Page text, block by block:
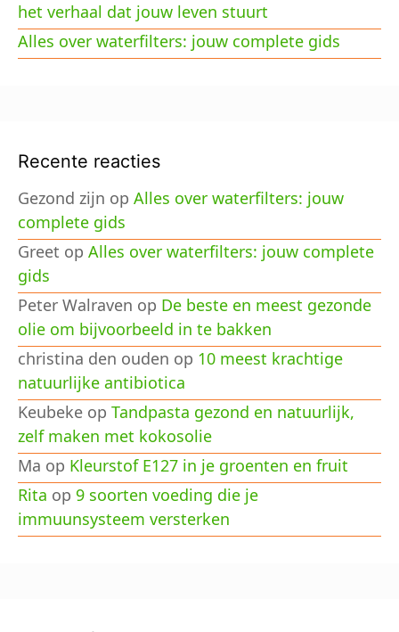
het verhaal dat jouw leven stuurt
Alles over waterfilters: jouw complete gids
Recente reacties
Gezond zijn op Alles over waterfilters: jouw
complete gids
Greet op Alles over waterfilters: jouw complete
gids
Peter Walraven op De beste en meest gezonde
olie om bijvoorbeeld in te bakken
christina den ouden op 10 meest krachtige
natuurlijke antibiotica
Keubeke op Tandpasta gezond en natuurlijk,
zelf maken met kokosolie
Ma op Kleurstof E127 in je groenten en fruit
Rita op 9 soorten voeding die je
immuunsysteem versterken